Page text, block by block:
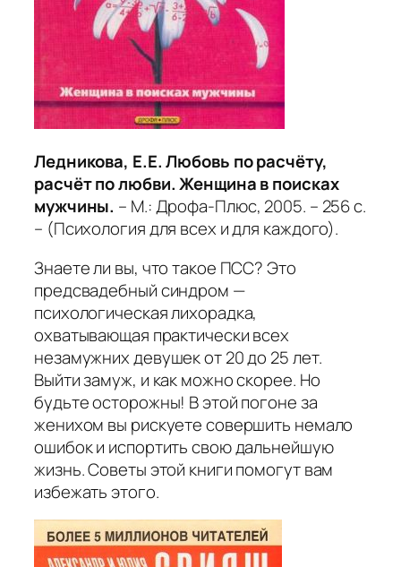
Ледникова, Е.Е. Любовь по расчёту,
расчёт по любви. Женщина в поисках
мужчины. – М.: Дрофа-Плюс, 2005. – 256 с.
– (Психология для всех и для каждого).
Знаете ли вы, что такое ПСС? Это
предсвадебный синдром —
психологическая лихорадка,
охватывающая практически всех
незамужних девушек от 20 до 25 лет.
Выйти замуж, и как можно скорее. Но
будьте осторожны! В этой погоне за
женихом вы рискуете совершить немало
ошибок и испортить свою дальнейшую
жизнь. Советы этой книги помогут вам
избежать этого.